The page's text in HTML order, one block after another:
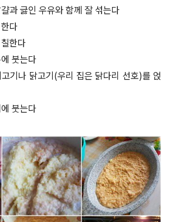
과 긇인 우유와 함께 잘 섞는다
다
한다
붓는다
기나 닭고기(우리 집은 닭다리 선호)를 얹
붓는다